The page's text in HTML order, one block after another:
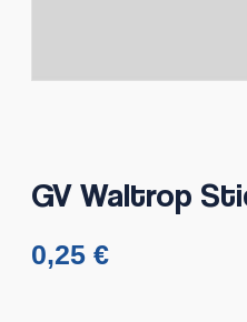
GV Waltrop
0,25 €